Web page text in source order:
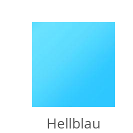
Hellblau